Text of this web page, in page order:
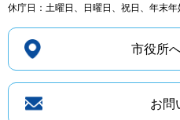
休庁日：土曜日、日曜日、祝日、年末年
市役所
お問